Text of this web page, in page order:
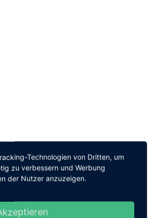
Technologien von Dritten, um
zu verbessern und Werbung
der Nutzer anzuzeigen.